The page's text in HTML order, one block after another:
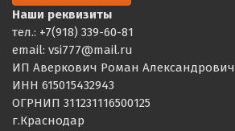
Наши реквизиты
тел.: +7(918) 339-60-81
email: vsi777@mail.ru
ИП Аверкович Роман Александрович
ИНН 615015432943
ОГРНИП 311231116500125
г.Краснодар